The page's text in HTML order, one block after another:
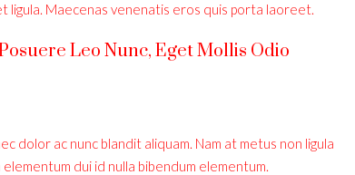
ligula. Maecenas venenatis eros quis porta laoreet.
Leo Nunc, Eget Mollis Odio
dolor ac nunc blandit aliquam. Nam at metus non ligula
dui id nulla bibendum elementum.